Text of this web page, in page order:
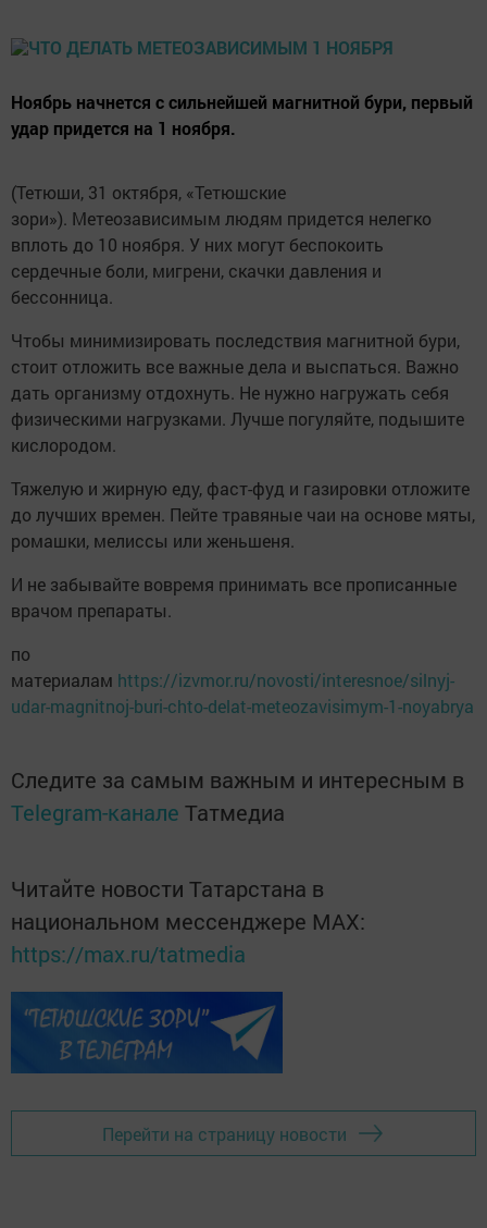
Ноябрь начнется с сильнейшей магнитной бури, первый
удар придется на 1 ноября.
(Тетюши, 31 октября, «Тетюшские
зори»). Метеозависимым людям придется нелегко
вплоть до 10 ноября. У них могут беспокоить
сердечные боли, мигрени, скачки давления и
бессонница.
Чтобы минимизировать последствия магнитной бури,
стоит отложить все важные дела и выспаться. Важно
дать организму отдохнуть. Не нужно нагружать себя
физическими нагрузками. Лучше погуляйте, подышите
кислородом.
Тяжелую и жирную еду, фаст-фуд и газировки отложите
до лучших времен. Пейте травяные чаи на основе мяты,
ромашки, мелиссы или женьшеня.
И не забывайте вовремя принимать все прописанные
врачом препараты.
по
материалам https://izvmor.ru/novosti/interesnoe/silnyj-
udar-magnitnoj-buri-chto-delat-meteozavisimym-1-noyabrya
Следите за самым важным и интересным в
Telegram-канале Татмедиа
Читайте новости Татарстана в
национальном мессенджере MАХ:
https://max.ru/tatmedia
Перейти на страницу новости